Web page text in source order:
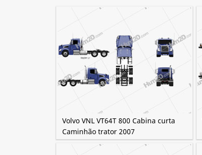
Volvo VNL VT64T 800 Cabina curta
Caminhão trator 2007